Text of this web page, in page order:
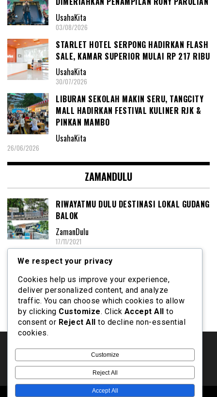
UsahaKita
03/08/2026
STARLET HOTEL SERPONG HADIRKAN FLASH
SALE, KAMAR SUPERIOR MULAI RP 217 RIBU
UsahaKita
30/07/2026
LIBURAN SEKOLAH MAKIN SERU, TANGCITY
MALL HADIRKAN FESTIVAL KULINER RJK &
PINKAN MAMBO
UsahaKita
26/06/2026
ZAMANDULU
RIWAYATMU DULU DESTINASI LOKAL GUDANG
BALOK
ZamanDulu
17/11/2021
TERMINAL GERENDENG, TERMINAL
ZamanDulu
13/10/2021
Privacy Policy
We respect your privacy
Cookies help us improve your experience,
deliver personalized content, and analyze
traffic. You can choose which cookies to allow
by clicking Customize. Click Accept All to
consent or Reject All to decline non-essential
cookies.
Customize
Reject All
Accept All